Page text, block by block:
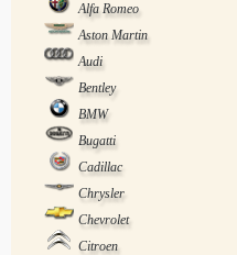
Alfa Romeo
Aston Martin
Audi
Bentley
BMW
Bugatti
Cadillac
Chrysler
Chevrolet
Citroen